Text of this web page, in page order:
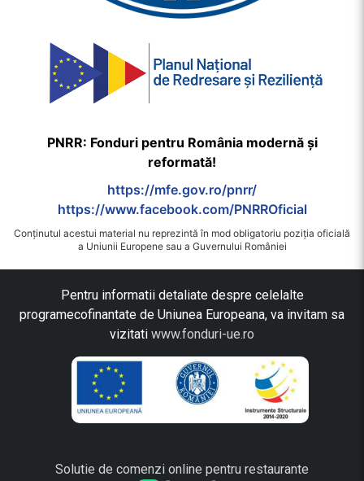
PNRR: Fonduri pentru România modernă și
reformată!
https://mfe.gov.ro/pnrr/
https://www.facebook.com/PNRROficial
Conținutul acestui material nu reprezintă în mod obligatoriu poziția oficială
a Uniunii Europene sau a Guvernului României
Pentru informatii detaliate despre celelalte
programecofinantate de Uniunea Europeana, va invitam sa
vizitati www.fonduri-ue.ro
Solutie de comenzi online pentru restaurante